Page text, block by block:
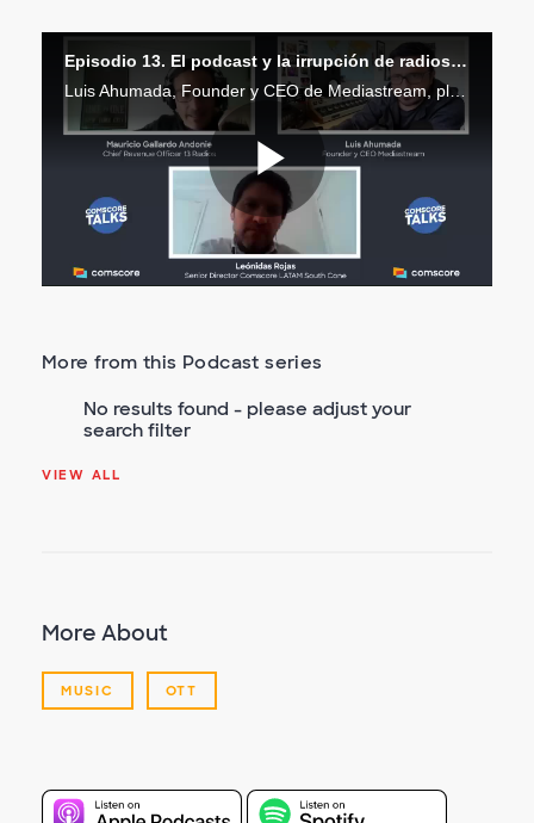
Episodio 13. El podcast y la irrupción de radios digitales
Luis Ahumada, Founder y CEO de Mediastream, plataforma de servicios de streaming, y Mauricio Gallardo Andonie, Chief Revenue Officer de 13 Radios en Chile, charlan con Leónidas Rojas, sobre la historia y evolución del podcast y la radio digital.
Play
Video
More from this Podcast series
No results found - please adjust your
search filter
VIEW ALL
More About
MUSIC OTT